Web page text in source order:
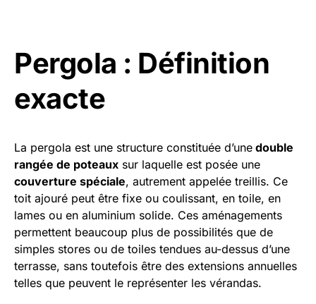
Pergola : Définition
exacte
La pergola est une structure constituée d’une double
rangée de poteaux sur laquelle est posée une
couverture spéciale, autrement appelée treillis. Ce
toit ajouré peut être fixe ou coulissant, en toile, en
lames ou en aluminium solide. Ces aménagements
permettent beaucoup plus de possibilités que de
simples stores ou de toiles tendues au-dessus d’une
terrasse, sans toutefois être des extensions annuelles
telles que peuvent le représenter les vérandas.